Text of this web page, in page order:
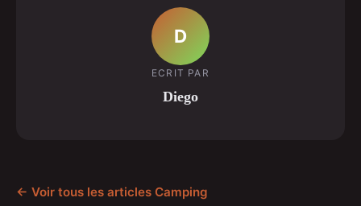
D
ECRIT PAR
Diego
← Voir tous les articles Camping